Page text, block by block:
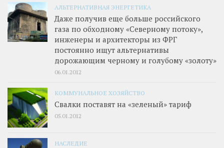
АЛЬТЕРНАТИВНАЯ ЭНЕРГЕТИКА
Даже получив еще больше российского
газа по обходному «Северному потоку»,
инженеры и архитекторы из ФРГ
постоянно ищут альтернативы
дорожающим черному и голубому «золоту»
06.01.2012
КОММУНАЛЬНОЕ ХОЗЯЙСТВО
Свалки поставят на «зеленый» тариф
05.01.2012
НАСЛЕДИЕ